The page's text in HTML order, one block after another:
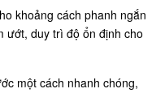
khoảng cách phanh ngắn
ướt, duy trì độ ổn định cho
một cách nhanh chóng,